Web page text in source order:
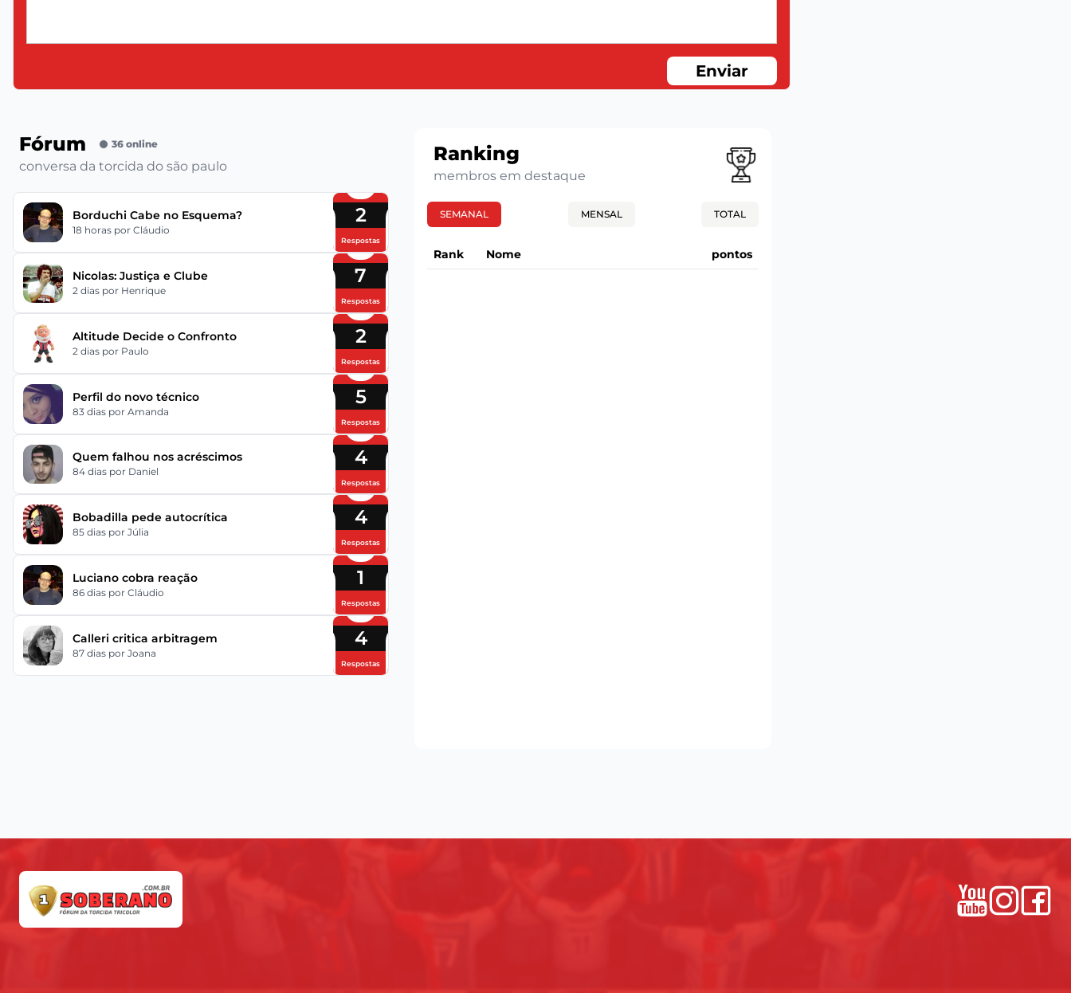
Enviar
Fórum 36 online
conversa da torcida do são paulo
Borduchi Cabe no Esquema?
18 horas por Cláudio
2
Respostas
Nicolas: Justiça e Clube
2 dias por Henrique
7
Respostas
Altitude Decide o Confronto
2 dias por Paulo
2
Respostas
Perfil do novo técnico
83 dias por Amanda
5
Respostas
Quem falhou nos acréscimos
84 dias por Daniel
4
Respostas
Bobadilla pede autocrítica
85 dias por Júlia
4
Respostas
Luciano cobra reação
86 dias por Cláudio
1
Respostas
Calleri critica arbitragem
87 dias por Joana
4
Respostas
Ranking
membros em destaque
SEMANAL MENSAL TOTAL
Rank Nome pontos